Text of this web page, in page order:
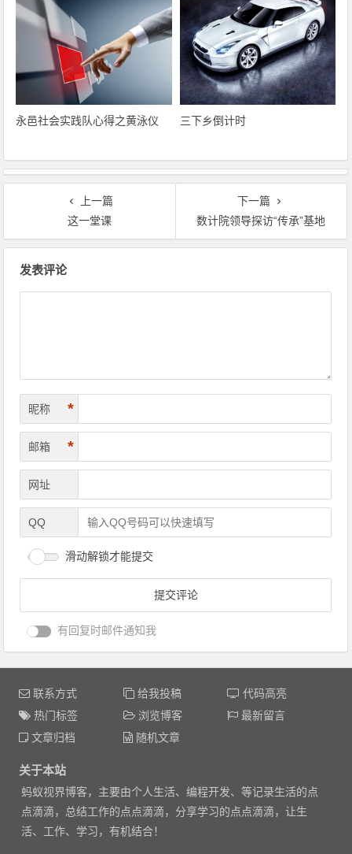
永邑社会实践队心得之黄泳仪 三下乡倒计时
上一篇
这一堂课
下一篇
数计院领导探访“传承”基地
发表评论
昵称 *
邮箱 *
网址
QQ
滑动解锁才能提交
有回复时邮件通知我
联系方式 给我投稿
代码高亮
热门标签
浏览博客
最新留言
文章归档
随机文章
关于本站
蚂蚁视界博客，主要由个人生活、编程开发、等记录生活的点
点滴滴，总结工作的点点滴滴，分享学习的点点滴滴，让生
活、工作、学习，有机结合！